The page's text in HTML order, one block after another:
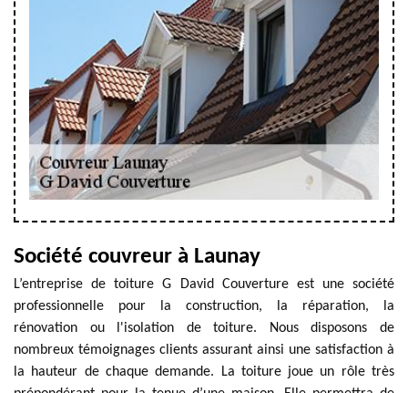
Société couvreur à Launay
L’entreprise de toiture G David Couverture est une société
professionnelle pour la construction, la réparation, la
rénovation ou l'isolation de toiture. Nous disposons de
nombreux témoignages clients assurant ainsi une satisfaction à
la hauteur de chaque demande. La toiture joue un rôle très